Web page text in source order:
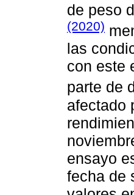
de peso
(2020)
las
con este
parte de
afectado
ensayo
fecha de